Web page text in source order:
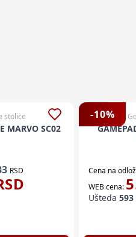
stolice
MARVO SC02
RSD
-10%
Cena na
WEB cena:
Ušteda 593